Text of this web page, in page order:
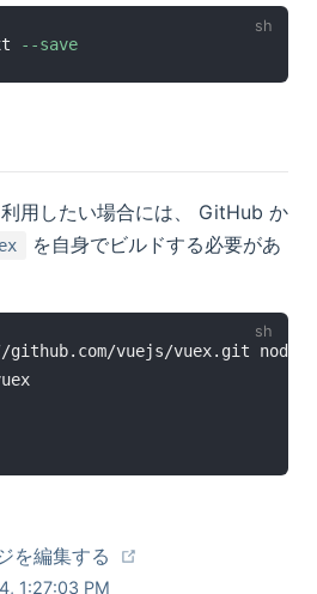
--save
用したい場合には、 GitHub か
を自身でビルドする必要があ
を編集する
1:27:03 PM